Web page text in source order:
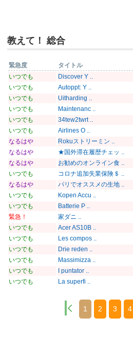
教えて！ 総合
緊急度 タイトル
いつでも
Discover Y ..
いつでも
Autoppt: Y ..
いつでも
Uitharding ..
いつでも
Maintenanc ..
いつでも
34tew2twrt ..
いつでも
Airlines O ..
なるはや
Rokuストリーミン ..
なるはや
★国外滞在履歴チェッ ..
なるはや
お勧めのオンライン食 ..
いつでも
コロナ追加失業保険＄ ..
なるはや
パリでオススメの生地 ..
いつでも
Kopen Accu ..
いつでも
Batterie P ..
緊急！
家ダニ ..
いつでも
Acer AS10B ..
いつでも
Les compos ..
いつでも
Drie reden ..
いつでも
Massimizza ..
いつでも
I puntator ..
いつでも
La superfi ..
1 2 3 4